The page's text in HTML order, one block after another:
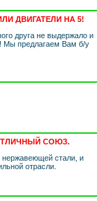
ДВИГАТЕЛИ НА 5!
друга не выдержало и
Мы предлагаем Вам б/у
СОЮЗ.
нержавеющей стали, и
отрасли.